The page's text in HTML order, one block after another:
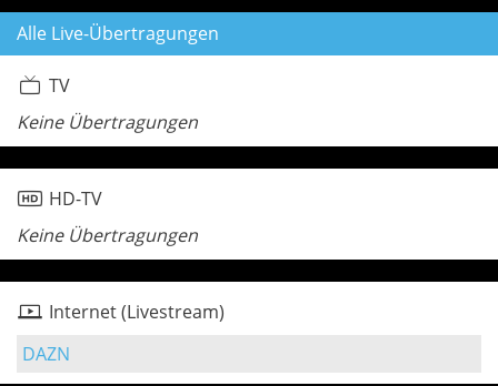
Alle Live-Übertragungen
TV
Keine Übertragungen
HD-TV
Keine Übertragungen
Internet (Livestream)
DAZN